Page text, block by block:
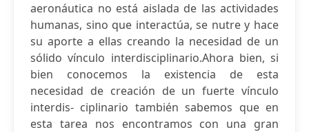
aeronáutica no está aislada de las actividades
humanas, sino que interactúa, se nutre y hace
su aporte a ellas creando la necesidad de un
sólido vínculo interdisciplinario.Ahora bien, si
bien conocemos la existencia de esta
necesidad de creación de un fuerte vínculo
interdis- ciplinario también sabemos que en
esta tarea nos encontramos con una gran